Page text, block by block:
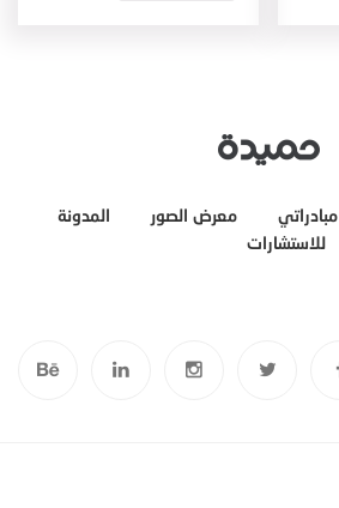
مبادراتي معرض الصور
المدونة
للاستشارات